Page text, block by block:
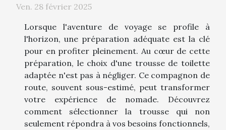
Ven. 28 février 2025
Lorsque l'aventure de voyage se profile à
l'horizon, une préparation adéquate est la clé
pour en profiter pleinement. Au cœur de cette
préparation, le choix d'une trousse de toilette
adaptée n'est pas à négliger. Ce compagnon de
route, souvent sous-estimé, peut transformer
votre expérience de nomade. Découvrez
comment sélectionner la trousse qui non
seulement répondra à vos besoins fonctionnels,